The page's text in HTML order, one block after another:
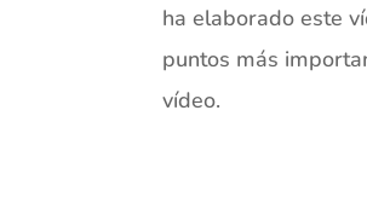
ha elaborado este
puntos más
vídeo.